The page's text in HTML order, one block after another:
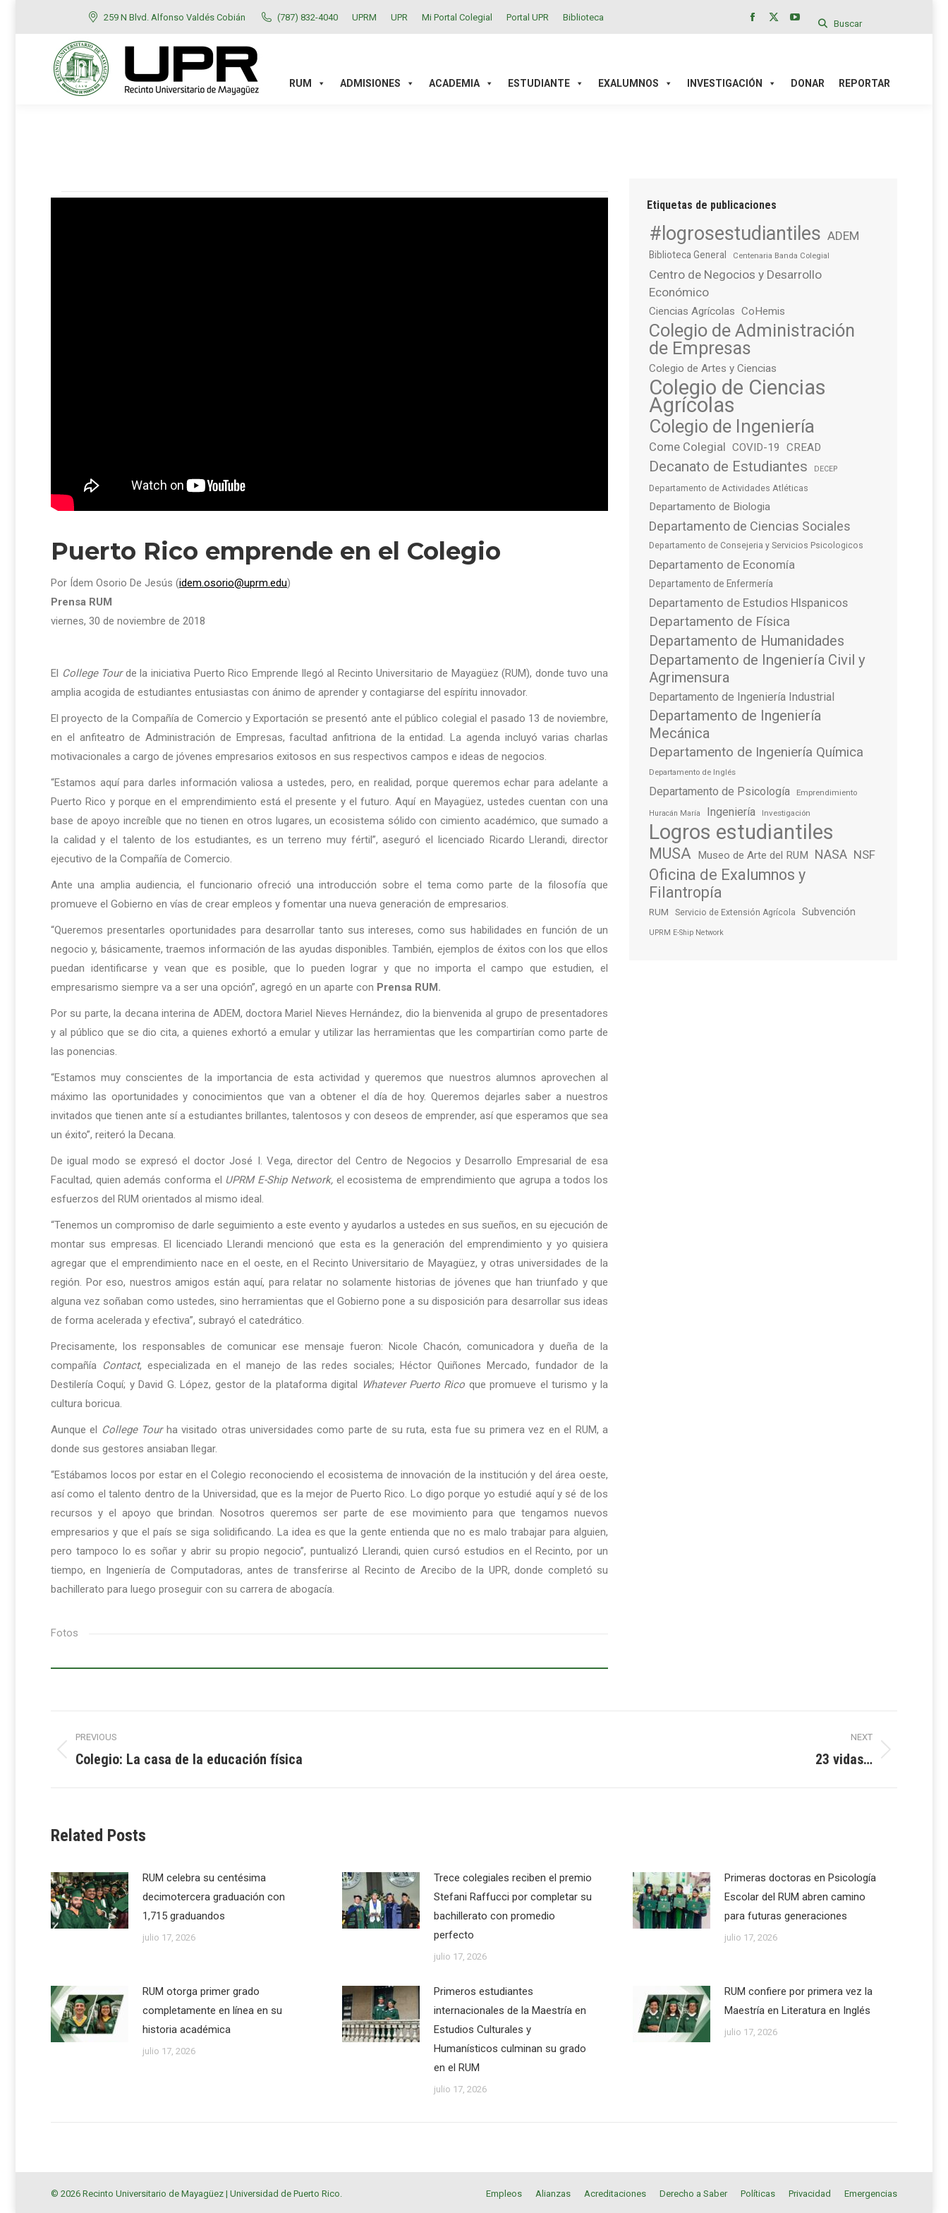
259 N Blvd. Alfonso Valdés Cobián (787) 832-4040 UPRM UPR Mi Portal Colegial Portal UPR Biblioteca
in
in
YouTube
in
Buscar
RUM ADMISIONES ACADEMIA ESTUDIANTE EXALUMNOS INVESTIGACIÓN DONAR REPORTAR
Puerto Rico emprende en el Colegio
Por Ídem Osorio De Jesús (idem.osorio@uprm.edu)
Prensa RUM
viernes, 30 de noviembre de 2018
El College Tourde la iniciativa Puerto Rico Emprende llegó al Recinto Universitario de Mayagüez (RUM), donde tuvo una
amplia acogida de estudiantes entusiastas con ánimo de aprender y contagiarse del espíritu innovador.
El proyecto de la Compañía de Comercio y Exportación se presentó ante el público colegial el pasado 13 de noviembre,
en el anfiteatro de Administración de Empresas, facultad anfitriona de la entidad. La agenda incluyó varias charlas
motivacionales a cargo de jóvenes empresarios exitosos en sus respectivos campos e ideas de negocios.
“Estamos aquí para darles información valiosa a ustedes, pero, en realidad, porque queremos echar para adelante a
Puerto Rico y porque en el emprendimiento está el presente y el futuro. Aquí en Mayagüez, ustedes cuentan con una
base de apoyo increíble que no tienen en otros lugares, un ecosistema sólido con cimiento académico, que sumado a
la calidad y el talento de los estudiantes, es un terreno muy fértil”, aseguró el licenciado Ricardo Llerandi, director
ejecutivo de la Compañía de Comercio.
Ante una amplia audiencia, el funcionario ofreció una introducción sobre el tema como parte de la filosofía que
promueve el Gobierno en vías de crear empleos y fomentar una nueva generación de empresarios.
“Queremos presentarles oportunidades para desarrollar tanto sus intereses, como sus habilidades en función de un
negocio y, básicamente, traemos información de las ayudas disponibles. También, ejemplos de éxitos con los que ellos
puedan identificarse y vean que es posible, que lo pueden lograr y que no importa el campo que estudien, el
empresarismo siempre va a ser una opción”, agregó en un aparte con Prensa RUM.
Por su parte, la decana interina de ADEM, doctora Mariel Nieves Hernández, dio la bienvenida al grupo de presentadores
y al público que se dio cita, a quienes exhortó a emular y utilizar las herramientas que les compartirían como parte de
las ponencias.
“Estamos muy conscientes de la importancia de esta actividad y queremos que nuestros alumnos aprovechen al
máximo las oportunidades y conocimientos que van a obtener el día de hoy. Queremos dejarles saber a nuestros
invitados que tienen ante sí a estudiantes brillantes, talentosos y con deseos de emprender, así que esperamos que sea
un éxito”, reiteró la Decana.
De igual modo se expresó el doctor José I. Vega, director del Centro de Negocios y Desarrollo Empresarial de esa
Facultad, quien además conforma el UPRM E-Ship Network, el ecosistema de emprendimiento que agrupa a todos los
esfuerzos del RUM orientados al mismo ideal.
“Tenemos un compromiso de darle seguimiento a este evento y ayudarlos a ustedes en sus sueños, en su ejecución de
montar sus empresas. El licenciado Llerandi mencionó que esta es la generación del emprendimiento y yo quisiera
agregar que el emprendimiento nace en el oeste, en el Recinto Universitario de Mayagüez, y otras universidades de la
región. Por eso, nuestros amigos están aquí, para relatar no solamente historias de jóvenes que han triunfado y que
alguna vez soñaban como ustedes, sino herramientas que el Gobierno pone a su disposición para desarrollar sus ideas
de forma acelerada y efectiva”, subrayó el catedrático.
Precisamente, los responsables de comunicar ese mensaje fueron: Nicole Chacón, comunicadora y dueña de la
compañía Contact, especializada en el manejo de las redes sociales; Héctor Quiñones Mercado, fundador de la
Destilería Coquí; y David G. López, gestor de la plataforma digital
Whatever Puerto Rico que promueve el turismo y la
cultura boricua.
Aunque el College Tourha visitado otras universidades como parte de su ruta, esta fue su primera vez en el RUM, a
donde sus gestores ansiaban llegar.
“Estábamos locos por estar en el Colegio reconociendo el ecosistema de innovación de la institución y del área oeste,
así como el talento dentro de la Universidad, que es la mejor de Puerto Rico. Lo digo porque yo estudié aquí y sé de los
recursos y el apoyo que brindan. Nosotros queremos ser parte de ese movimiento para que tengamos nuevos
empresarios y que el país se siga solidificando. La idea es que la gente entienda que no es malo trabajar para alguien,
pero tampoco lo es soñar y abrir su propio negocio”, puntualizó Llerandi, quien cursó estudios en el Recinto, por un
tiempo, en Ingeniería de Computadoras, antes de transferirse al Recinto de Arecibo de la UPR, donde completó su
bachillerato para luego proseguir con su carrera de abogacía.
Fotos
Etiquetas de publicaciones
#logrosestudiantiles ADEM
Biblioteca General Centenaria Banda Colegial
Centro de Negocios y Desarrollo
Económico
Ciencias Agrícolas CoHemis
Colegio de Administración
de Empresas
Colegio de Artes y Ciencias
Colegio de Ciencias
Agrícolas
Colegio de Ingeniería
Come Colegial COVID-19 CREAD
Decanato de Estudiantes DECEP
Departamento de Actividades Atléticas
Departamento de Biologia
Departamento de Ciencias Sociales
Departamento de Consejeria y Servicios Psicologicos
Departamento de Economía
Departamento de Enfermería
Departamento de Estudios HIspanicos
Departamento de Física
Departamento de Humanidades
Departamento de Ingeniería Civil y
Agrimensura
Departamento de Ingeniería Industrial
Departamento de Ingeniería
Mecánica
Departamento de Ingeniería Química
Departamento de Inglés
Departamento de Psicología Emprendimiento
Huracán María Ingeniería Investigación
Logros estudiantiles
MUSA Museo de Arte del RUM NASA NSF
Oficina de Exalumnos y
Filantropía
RUM Servicio de Extensión Agrícola Subvención
UPRM E-Ship Network
Post
navigation
PREVIOUS
Previous
Colegio: La casa de la educación física
NEXT
23 vidas…
Related Posts
RUM celebra su centésima
decimotercera graduación con
1,715 graduandos
julio 17, 2026
Trece colegiales reciben el premio
Stefani Raffucci por completar su
bachillerato con promedio
perfecto
julio 17, 2026
Primeras doctoras en Psicología
Escolar del RUM abren camino
para futuras generaciones
julio 17, 2026
RUM otorga primer grado
completamente en línea en su
historia académica
julio 17, 2026
Primeros estudiantes
internacionales de la Maestría en
Estudios Culturales y
Humanísticos culminan su grado
en el RUM
julio 17, 2026
RUM confiere por primera vez la
Maestría en Literatura en Inglés
julio 17, 2026
© 2026 Recinto Universitario de Mayagüez | Universidad de Puerto Rico Empleos Alianzas Acreditaciones Derecho a Saber Políticas Privacidad Emergencias
RUM ADMISIONES